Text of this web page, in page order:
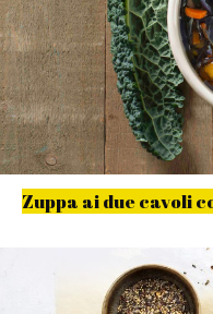
Zuppa ai due cavoli